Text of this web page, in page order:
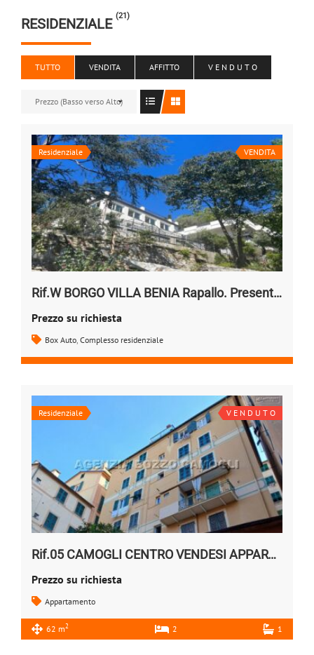
RESIDENZIALE (21)
TUTTO VENDITA AFFITTO V E N D U T O
Prezzo (Basso verso Alto)
Residenziale VENDITA
Rif.W BORGO VILLA BENIA Rapallo. Presentazione
Prezzo su richiesta
Box Auto, Complesso residenziale
Residenziale V E N D U T O
Rif.05 CAMOGLI CENTRO VENDESI APPARTAMENTO
Prezzo su richiesta
Appartamento
62 m2 2 1